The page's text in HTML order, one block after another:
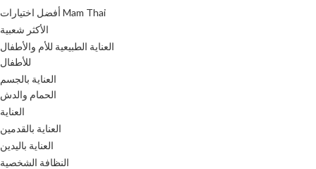
أفضل اختيارات Mam Thai
الأكثر شعبية
العناية الطبيعية للأم والأطفال
للأطفال
العناية بالجسم
الحمام والدش
العناية
العناية بالقدمين
العناية باليدين
النظافة الشخصية